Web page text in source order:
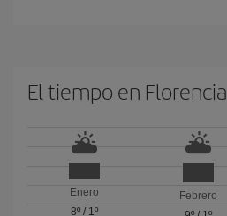
El tiempo en Florencia
Enero
8º/ 1º
Febrero